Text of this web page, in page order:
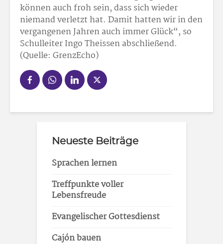
können auch froh sein, dass sich wieder
niemand verletzt hat. Damit hatten wir in den
vergangenen Jahren auch immer Glück“, so
Schulleiter Ingo Theissen abschließend.
(Quelle: GrenzEcho)
Neueste Beiträge
Sprachen lernen
Treffpunkte voller
Lebensfreude
Evangelischer Gottesdienst
Cajón bauen